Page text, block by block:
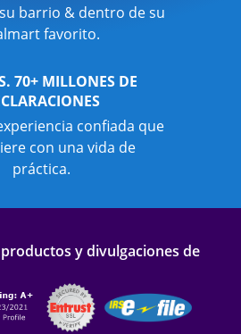
barrio & dentro de su
favorito.
70+ MILLONES DE
confiada que
con una vida de
práctica.
y divulgaciones de